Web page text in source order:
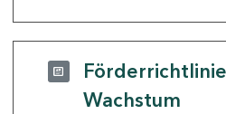
Wachstum